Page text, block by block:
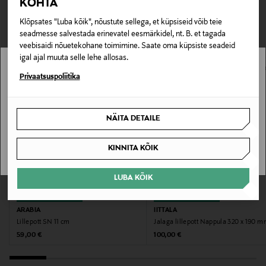
KOHTA
Klõpsates "Luba kõik", nõustute sellega, et küpsiseid võib teie
seadmesse salvestada erinevatel eesmärkidel, nt. B. et tagada
veebisaidi nõuetekohane toimimine. Saate oma küpsiste seadeid
igal ajal muuta selle lehe allosas.
Privaatsuspoliitika
NÄITA DETAILE
KINNITA KÕIK
LUBA KÕIK
niiskus jõuaks juurteni vastavalt vajadusele.
Tootenumber
178044738
Materjal
Värv
H:18.5 x W:12 x D:8 CM
Tootjamaa
Tarnimine pakiautomaati või postkontorisse
0,00 € – 4,90 €
TEISED KLIENDID
VAATASID KA
ARABIA
Lillepott SN 11 cm
Original Price
59,00 €
IITTALA
Jalaga lillepott Nappula 320 x 190
Original Price
100,00 €
Stockmann pole Sinu riigis saadaval.
SAAN ARU